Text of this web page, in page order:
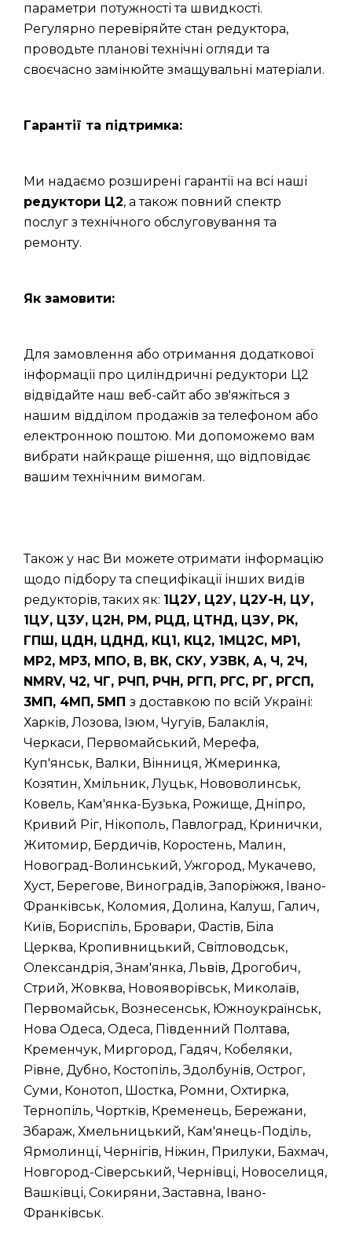
параметри потужності та швидкості.
Регулярно перевіряйте стан редуктора,
проводьте планові технічні огляди та
своєчасно замінюйте змащувальні матеріали.
Гарантії та підтримка:
Ми надаємо розширені гарантії на всі наші
редуктори Ц2, а також повний спектр
послуг з технічного обслуговування та
ремонту.
Як замовити:
Для замовлення або отримання додаткової
інформації про циліндричні редуктори Ц2
відвідайте наш веб-сайт або зв'яжіться з
нашим відділом продажів за телефоном або
електронною поштою. Ми допоможемо вам
вибрати найкраще рішення, що відповідає
вашим технічним вимогам.
Також у нас Ви можете отримати інформацію
щодо підбору та специфікації інших видів
редукторів, таких як: 1Ц2У, Ц2У, Ц2У-Н, ЦУ,
1ЦУ, Ц3У, Ц2Н, РМ, РЦД, ЦТНД, ЦЗУ, РК,
ГПШ, ЦДН, ЦДНД, КЦ1, КЦ2, 1МЦ2С, МР1,
МР2, МР3, МПО, В, ВК, СКУ, УЗВК, А, Ч, 2Ч,
NMRV, Ч2, ЧГ, РЧП, РЧН, РГП, РГС, РГ, РГСП,
3МП, 4МП, 5МП з доставкою по всій Україні:
Харків, Лозова, Ізюм, Чугуїв, Балаклія,
Черкаси, Первомайський, Мерефа,
Куп'янськ, Валки, Вінниця, Жмеринка,
Козятин, Хмільник, Луцьк, Нововолинськ,
Ковель, Кам'янка-Бузька, Рожище, Дніпро,
Кривий Ріг, Нікополь, Павлоград, Кринички,
Житомир, Бердичів, Коростень, Малин,
Новоград-Волинський, Ужгород, Мукачево,
Хуст, Берегове, Виноградів, Запоріжжя, Івано-
Франківськ, Коломия, Долина, Калуш, Галич,
Київ, Бориспіль, Бровари, Фастів, Біла
Церква, Кропивницький, Світловодськ,
Олександрія, Знам'янка, Львів, Дрогобич,
Стрий, Жовква, Новояворівськ, Миколаїв,
Первомайськ, Вознесенськ, Южноукраїнськ,
Нова Одеса, Одеса, Південний Полтава,
Кременчук, Миргород, Гадяч, Кобеляки,
Рівне, Дубно, Костопіль, Здолбунів, Острог,
Суми, Конотоп, Шостка, Ромни, Охтирка,
Тернопіль, Чортків, Кременець, Бережани,
Збараж, Хмельницький, Кам'янець-Поділь,
Ярмолинці, Чернігів, Ніжин, Прилуки, Бахмач,
Новгород-Сіверський, Чернівці, Новоселиця,
Вашківці, Сокиряни, Заставна, Івано-
Франківськ.